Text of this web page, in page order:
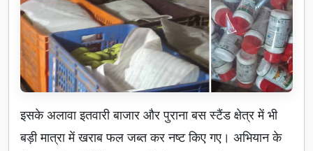
इसके अलावा इतवारी बाजार और पुराना बस स्टैंड क्षेत्र में भी
बड़ी मात्रा में खराब फल जब्त कर नष्ट किए गए। अभियान के